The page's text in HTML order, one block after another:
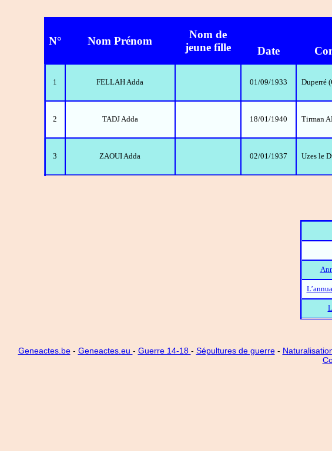
N° Nom Prénom
Nom de
jeune fille
Date
1 FELLAH Adda 01/09/1933 Duperré
2 TADJ Adda 18/01/1940 Tirman
3 ZAOUI Adda 02/01/1937 Uzes le
Geneactes.be- Geneactes.eu - Guerre 14-18 - Sépultures de guerre-